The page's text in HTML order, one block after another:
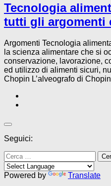
Tecnologia
tutti gli argomenti
Argomenti Tecnologia
la scienza alimentare che si
conservazione, lavorazione,
ed utilizzo di alimenti sicuri,
Chopin L’alveografo di
Seguici:
Ricerca
per:
Powered by
Translate